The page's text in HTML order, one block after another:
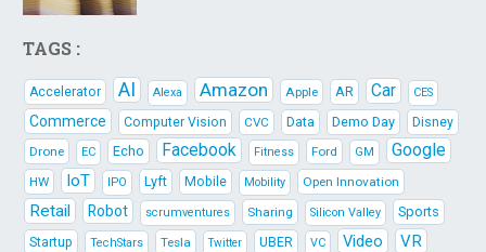
TAGS :
Accelerator AI Alexa Amazon Apple AR Car CES
Commerce Computer Vision CVC Data Demo Day
Disney
Drone
EC Echo Facebook Fitness Ford GM Google
HW IoT IPO Lyft Mobile Mobility Open Innovation
Retail Robot scrumventures Sharing Silicon Valley Sports
Startup TechStars Tesla Twitter UBER VC Video VR